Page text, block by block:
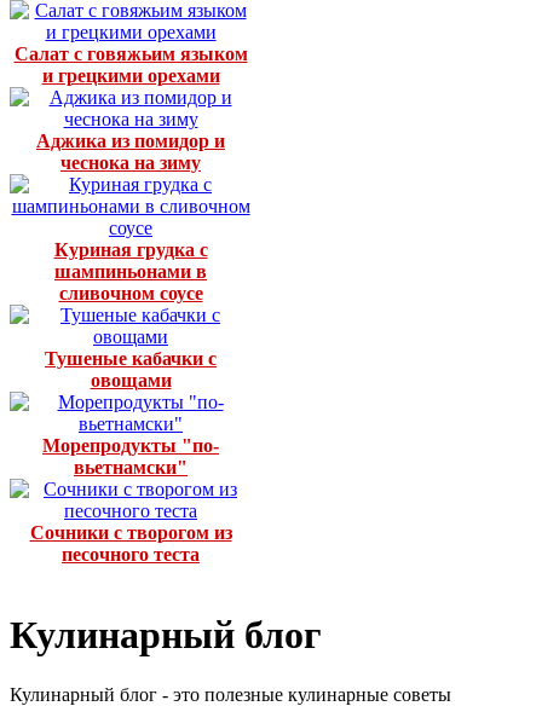
Салат с говяжьим языком
и грецкими орехами
Аджика из помидор и
чеснока на зиму
Куриная грудка с
шампиньонами в
сливочном соусе
Тушеные кабачки с
овощами
Морепродукты "по-
вьетнамски"
Сочники с творогом из
песочного теста
Кулинарный блог
Кулинарный блог - это полезные кулинарные советы